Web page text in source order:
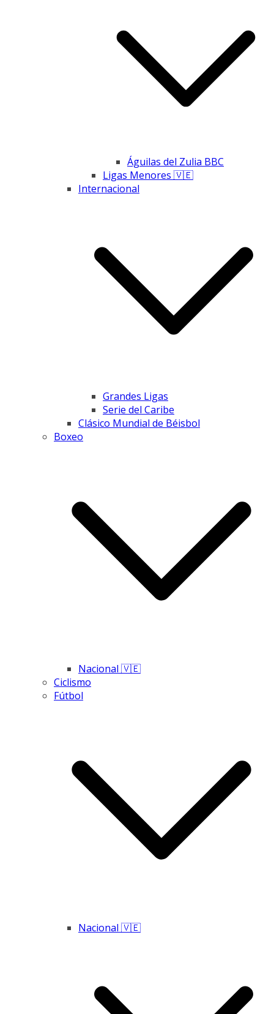
Águilas del Zulia BBC
Ligas Menores 🇻🇪
Internacional
Grandes Ligas
Serie del Caribe
Clásico Mundial de Béisbol
Boxeo
Nacional 🇻🇪
Ciclismo
Fútbol
Nacional 🇻🇪